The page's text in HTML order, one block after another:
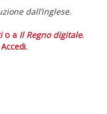
dall’inglese.
o a Il Regno digitale.
Accedi.